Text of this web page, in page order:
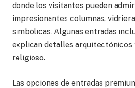
donde los visitantes pueden
impresionantes columnas,
simbólicas. Algunas entradas
explican detalles arquitectónicos
religioso.
Las opciones de entradas